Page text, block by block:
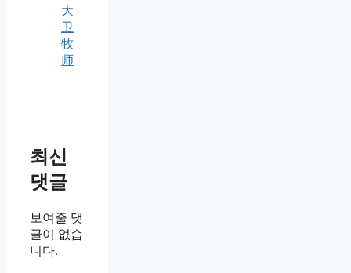
大
卫
牧
师
최신
댓글
보여줄 댓
글이 없습
니다.